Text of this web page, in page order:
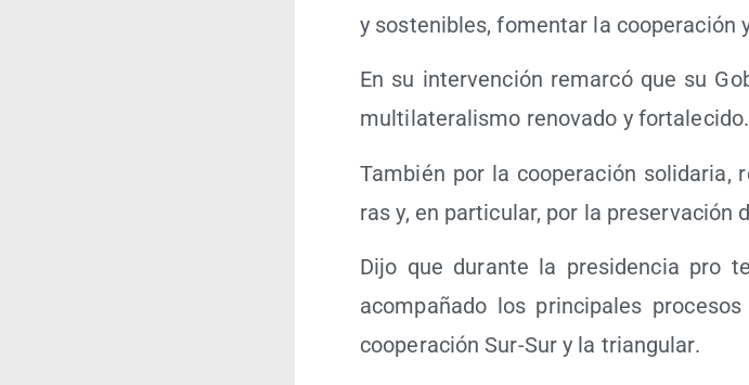
y sos­te­ni­bles, fomen­tar la coope­ra­ción
En su inter­ven­ción remar­có que su
mul­ti­la­te­ra­lis­mo reno­va­do y fortalecido.
Tam­bién por la coope­ra­ción soli­da­ria,
ras y, en par­ti­cu­lar, por la pre­ser­va­ción
Dijo que duran­te la pre­si­den­cia pro
acom­pa­ña­do los prin­ci­pa­les
coope­ra­ción Sur-Sur y la triangular.